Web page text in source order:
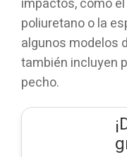
poliuretano o la
algunos modelos
también incluyen
pecho.